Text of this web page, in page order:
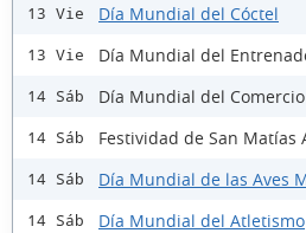
13 Vie Día Mundial del Cóctel
13 Vie Día Mundial del
14 Sáb Día Mundial del
14 Sáb Festividad de San Matías
14 Sáb Día Mundial de las Aves
14 Sáb Día Mundial del Atletismo